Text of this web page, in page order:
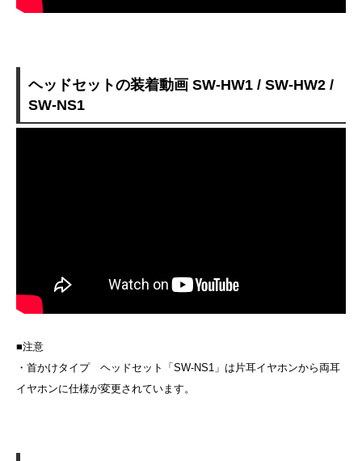
ヘッドセットの装着動画 SW-HW1 / SW-HW2 /
SW-NS1
■注意
・首かけタイプ ヘッドセット「SW-NS1」は片耳イヤホンから両耳
イヤホンに仕様が変更されています。